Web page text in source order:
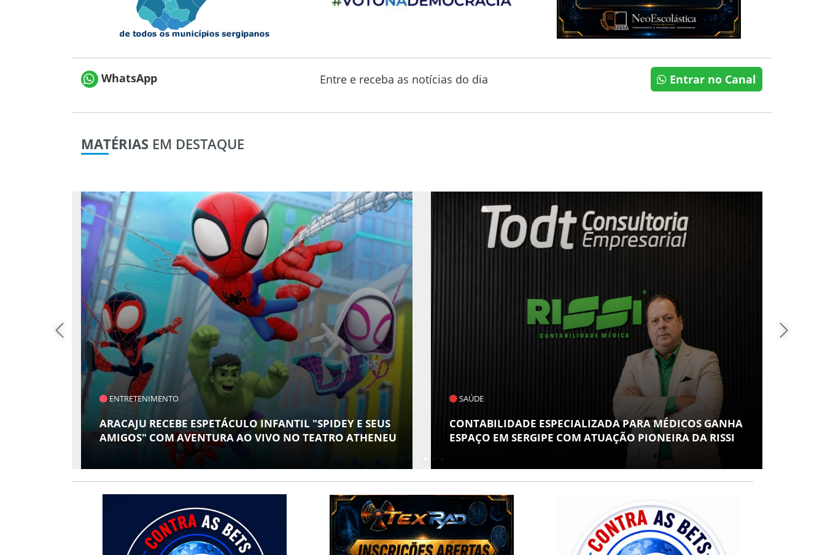
WhatsApp Entre e receba as notícias do dia Entrar no Canal
MATÉRIAS EM DESTAQUE
ENTRETENIMENTO
ARACAJU RECEBE ESPETÁCULO INFANTIL "SPIDEY E SEUS
AMIGOS" COM AVENTURA AO VIVO NO TEATRO ATHENEU
CONTABILIDADE ESPECIALIZADA PARA MÉDICOS GANHA
ESPAÇO EM SERGIPE COM ATUAÇÃO PIONEIRA DA RISSI